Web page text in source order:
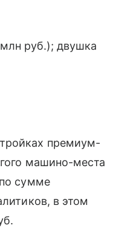
руб.); двушка
премиум-
машино-места
сумме
в этом